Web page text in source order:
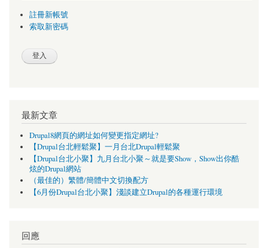
註冊新帳號
索取新密碼
最新文章
Drupal8網頁的網址如何變更指定網址?
【Drupal台北輕鬆聚】一月台北Drupal輕鬆聚
【Drupal台北小聚】九月台北小聚～就是要Show，Show出你酷
炫的Drupal網站
（最佳的）繁體/簡體中文切換配方
【6月份Drupal台北小聚】淺談建立Drupal的各種運行環境
回應